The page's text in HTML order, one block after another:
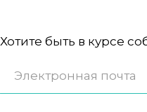
Хотите быть в курсе